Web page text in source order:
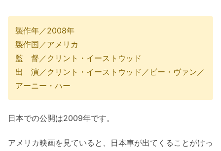
製作年／2008年
製作国／アメリカ
監 督／クリント・イーストウッド
出 演／クリント・イーストウッド／ビー・ヴァン／
アーニー・ハー
日本での公開は2009年です。
アメリカ映画を見ていると、日本車が出てくることがけっ